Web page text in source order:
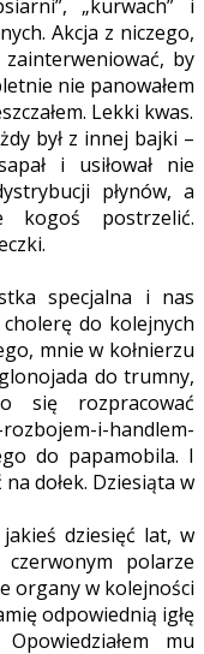
„kurwach” i
Akcja z niczego,
by
nie panowałem
Lekki kwas.
był z innej bajki –
i usiłował nie
płynów, a
kogoś postrzelić.
specjalna i nas
cholerę do kolejnych
mnie w kołnierzu
do trumny,
się rozpracować
i-handlem-
do papamobila. I
dołek. Dziesiąta w
dziesięć lat, w
polarze
organy w kolejności
odpowiednią igłę
mu